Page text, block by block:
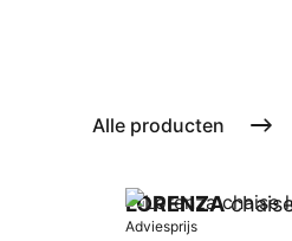
Alle producten
LORENZA
Adviesprijs